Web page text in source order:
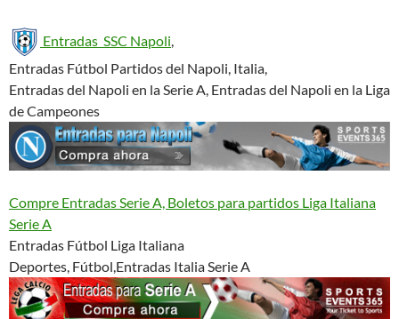
Entradas SSC Napoli
Entradas Fútbol Partidos del Napoli, Italia,
Entradas del Napoli en la Serie A, Entradas del Napoli en la Liga
de Campeones
Compre Entradas Serie A, Boletos para partidos Liga Italiana
Serie A
Entradas Fútbol Liga Italiana
Deportes, Fútbol,Entradas Italia Serie A